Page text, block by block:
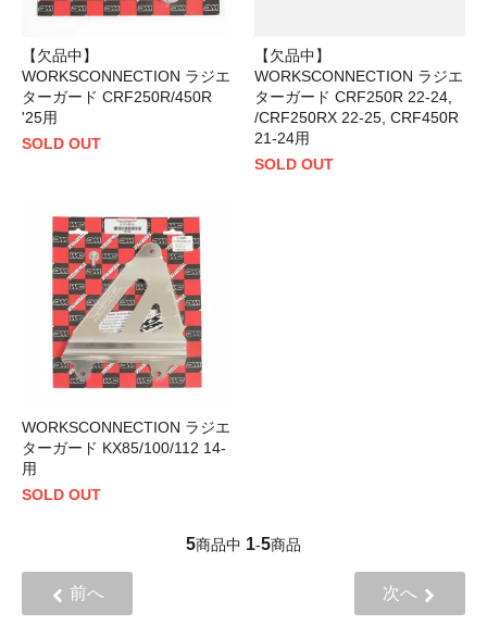
【欠品中】
WORKSCONNECTION ラジエ
ターガード CRF250R/450R
'25用
SOLD OUT
【欠品中】
WORKSCONNECTION ラジエ
ターガード CRF250R 22-24,
/CRF250RX 22-25, CRF450R
21-24用
SOLD OUT
WORKSCONNECTION ラジエ
ターガード KX85/100/112 14-
用
SOLD OUT
5商品中 1-5商品
前へ 次へ